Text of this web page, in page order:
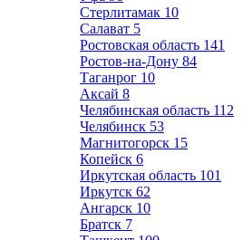
Стерлитамак 10
Салават 5
Ростовская область 141
Ростов-на-Дону 84
Таганрог 10
Аксай 8
Челябинская область 112
Челябинск 53
Магнитогорск 15
Копейск 6
Иркутская область 101
Иркутск 62
Ангарск 10
Братск 7